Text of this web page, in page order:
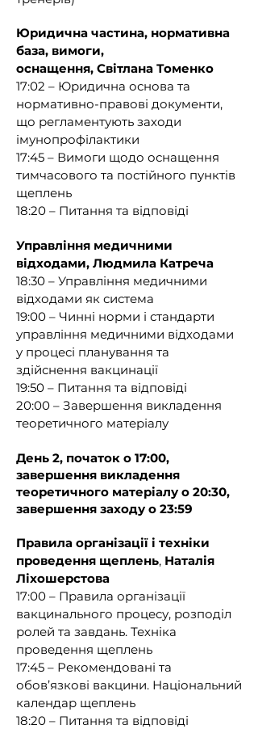
{Абзац перший підпункту 1 пункту 2
Наказом Міністерства охорони
здоров'я № 1351 від 31.07.2024}
«Для організації проведення
вакцинації залучаються лікарі, які
пройшли спеціальні щорічні
навчання з питань вакцинації,
правил організації і техніки
проведення щеплень, а також
навичок надання домедичної
допомоги при невідкладних
{Абзац другий підпункту 1 пункту 2
із змінами, внесеними згідно з
Наказом Міністерства охорони
здоров'я № 1351 від 31.07.2024}
Для здійснення вакцинації
залучаються фахівці з фаховою
передвищою, початковим рівнем
(короткий цикл) та першим
(бакалаврським) рівнем вищої
медсестринства, які пройшли
спеціальні щорічні навчання з
питань вакцинації, правил
організації і техніки проведення
щеплень, а також набуття навичок
надання домедичної допомоги.
{Абзац третій підпункту 1 пункту 2 із
змінами, внесеними згідно з
Наказом Міністерства охорони
здоров'я № 1351 від 31.07.2024}
У медичних кабінетах аптечних
закладів для здійснення вакцинації
залучаються фармацевтичні
Юридична частина, нормативна
база, вимоги,
оснащення, Світлана Томенко
17:02 – Юридична основа та
нормативно-правові документи,
що регламентують заходи
імунопрофілактики
17:45 – Вимоги щодо оснащення
тимчасового та постійного пунктів
щеплень
18:20 – Питання та відповіді
Управління медичними
відходами, Людмила Катреча
18:30 – Управління медичними
відходами як система
19:00 – Чинні норми і стандарти
управління медичними відходами
у процесі планування та
здійснення вакцинації
19:50 – Питання та відповіді
20:00 – Завершення викладення
теоретичного матеріалу
День 2, початок о 17:00,
завершення викладення
теоретичного матеріалу о 20:30,
завершення заходу о 23:59
Правила організації і техніки
проведення щеплень, Наталія
Ліхошерстова
17:00 – Правила організації
вакцинального процесу, розподіл
ролей та завдань. Техніка
проведення щеплень
17:45 – Рекомендовані та
обов’язкові вакцини. Національний
календар щеплень
18:20 – Питання та відповіді